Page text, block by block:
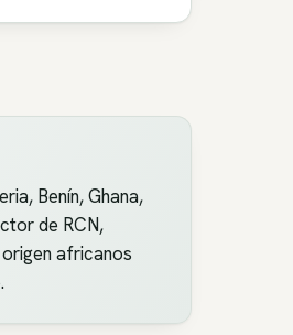
Benín, Ghana,
de RCN,
africanos